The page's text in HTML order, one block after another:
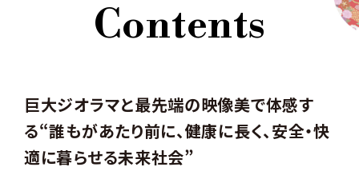
Contents
巨大ジオラマと最先端の映像美で体感す
る“誰もがあたり前に、健康に長く、安全・快
適に暮らせる未来社会”